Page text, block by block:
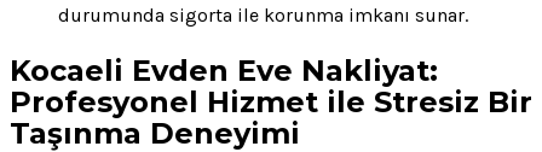
durumunda sigorta ile korunma imkanı sunar.
Kocaeli Evden Eve Nakliyat:
Profesyonel Hizmet ile Stresiz Bir
Taşınma Deneyimi